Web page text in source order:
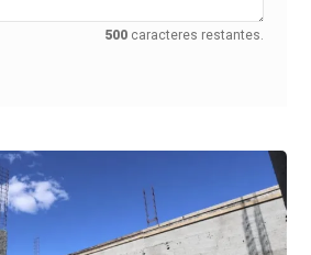
500 caracteres restantes.